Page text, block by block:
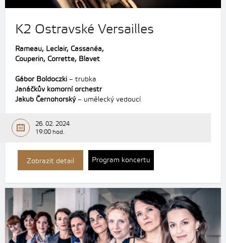
K2 Ostravské Versailles
Rameau, Leclair, Cassanéa,
Couperin, Corrette, Blavet
Gábor Boldoczki – trubka
Janáčkův komorní orchestr
Jakub Černohorský– umělecký vedoucí
26. 02. 2024
19:00 hod.
Zobrazit detail Program koncertu